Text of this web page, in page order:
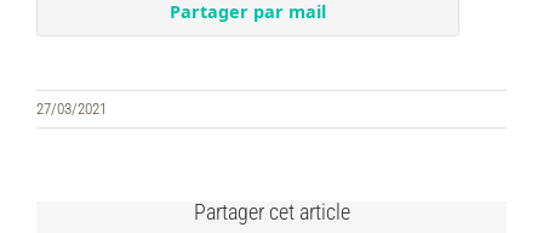
27/03/2021
Partager cet article